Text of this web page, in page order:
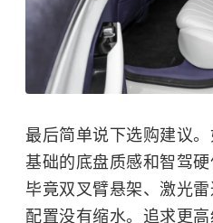
最后简单说下选购建议
基础的底盘质感和智驾硬
毕竟双叉臂悬架、激光
配置没有缩水。追求更